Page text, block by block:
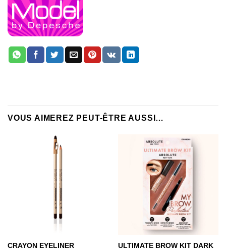
VOUS AIMEREZ PEUT-ÊTRE AUSSI…
CRAYON EYELINER
ULTIMATE BROW KIT DARK